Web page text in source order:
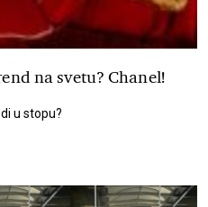
na svetu? Chanel!
u stopu?